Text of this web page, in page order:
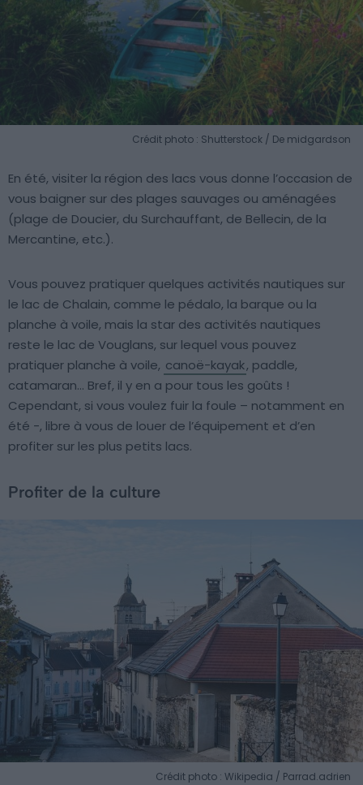
Crédit photo : Shutterstock / De midgardson
En été, visiter la région des lacs vous donne l’occasion de
vous baigner sur des plages sauvages ou aménagées
(plage de Doucier, du Surchauffant, de Bellecin, de la
Mercantine, etc.).
Vous pouvez pratiquer quelques activités nautiques sur
le lac de Chalain, comme le pédalo, la barque ou la
planche à voile, mais la star des activités nautiques
reste le lac de Vouglans, sur lequel vous pouvez
pratiquer planche à voile, canoë-kayak, paddle,
catamaran… Bref, il y en a pour tous les goûts !
Cependant, si vous voulez fuir la foule – notamment en
été -, libre à vous de louer de l’équipement et d’en
profiter sur les plus petits lacs.
Profiter de la culture
Crédit photo : Wikipedia / Parrad.adrien